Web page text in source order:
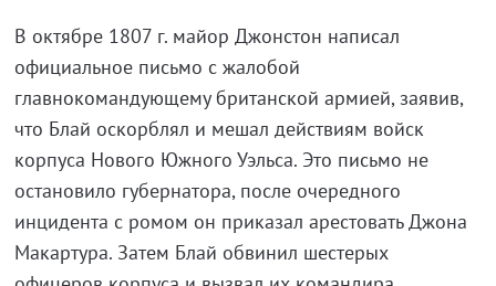
В октябре 1807 г. майор Джонстон написал
официальное письмо с жалобой
главнокомандующему британской армией, заявив,
что Блай оскорблял и мешал действиям войск
корпуса Нового Южного Уэльса. Это письмо не
остановило губернатора, после очередного
инцидента с ромом он приказал арестовать Джона
Макартура. Затем Блай обвинил шестерых